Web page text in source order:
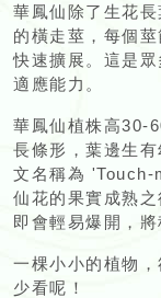
華鳳仙除了生花
的橫走莖，每個
快速擴展。這是
適應能力。
華鳳仙植株高30-
長條形，葉邊生
文名稱為 'Touch-
仙花的果實成熟
即會輕易爆開，將
一棵小小的植物
少看呢！